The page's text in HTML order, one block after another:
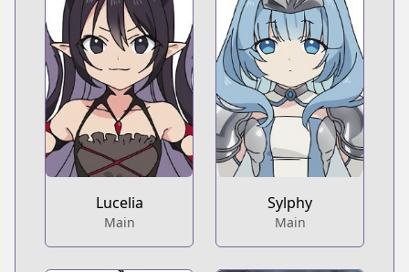
Lucelia
Main
Sylphy
Main